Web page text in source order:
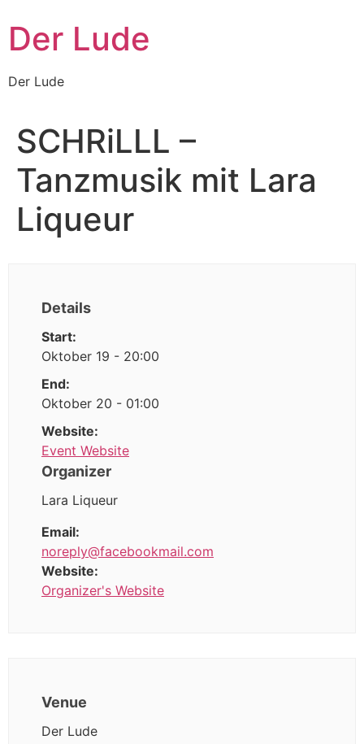
Inhalt
wechseln
Der Lude
Der Lude
SCHRiLLL –
Tanzmusik mit Lara
Liqueur
Details
Start:
Oktober 19 - 20:00
End:
Oktober 20 - 01:00
Website:
Event Website
Organizer
Lara Liqueur
Email:
noreply@facebookmail.com
Website:
Organizer's Website
Venue
Der Lude